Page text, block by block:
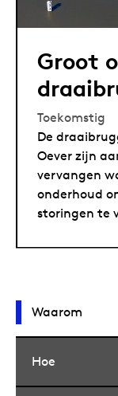
Groot
Toekomstig
De
Oever zijn
vervangen
onderhoud
storingen te
Waarom
Hoe